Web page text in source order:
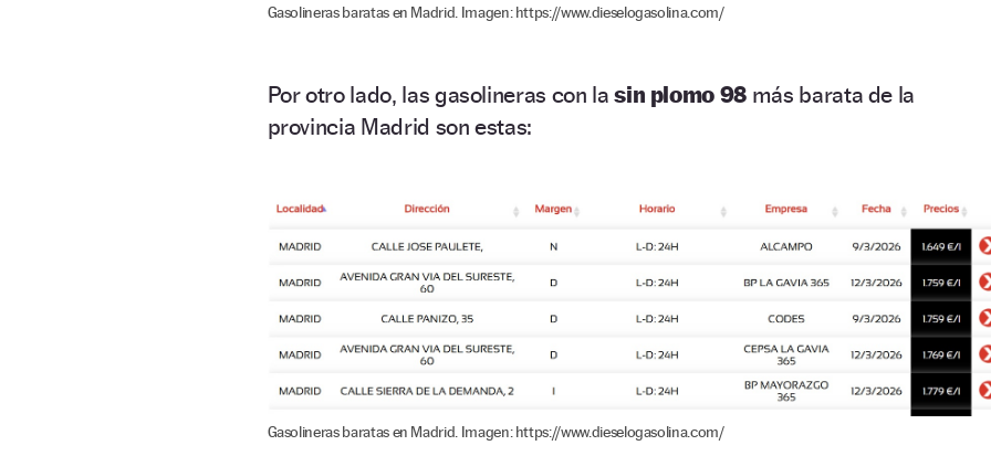
Gasolineras baratas en Madrid. Imagen: https://www.dieselogasolina.com/
Por otro lado, las gasolineras con lasin plomo 98 más barata de la
provincia Madrid son estas:
Gasolineras baratas en Madrid. Imagen: https://www.dieselogasolina.com/